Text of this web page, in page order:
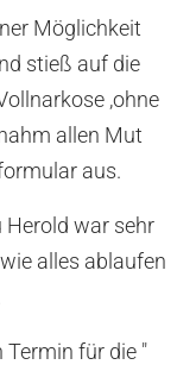
Möglichkeit
stieß auf die
,ohne
allen Mut
aus.
Herold war sehr
alles ablaufen
Termin für die "